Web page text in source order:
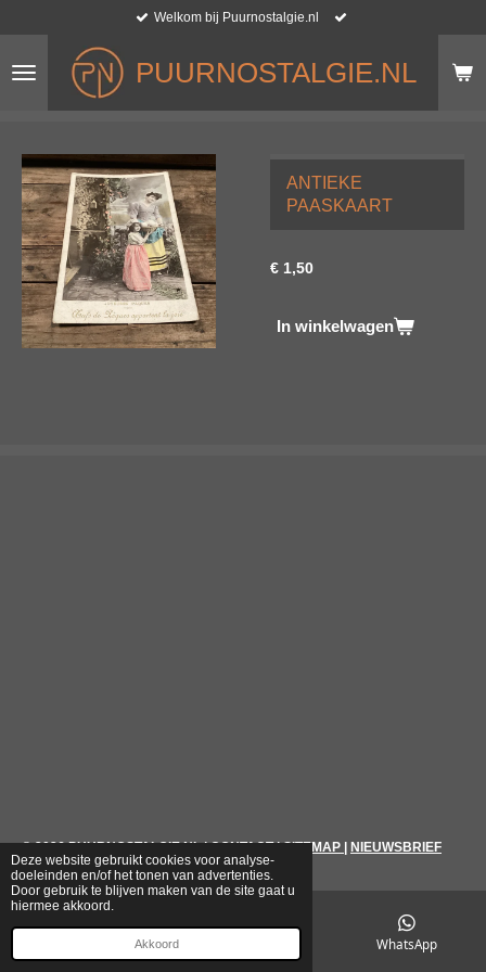
Deze website gebruikt cookies voor analyse-
doeleinden en/of het tonen van advertenties.
Door gebruik te blijven maken van de site gaat u
hiermee akkoord.
Akkoord
naar
hoofdinhoud
PUURNOSTALGIE.NL
Welkom bij Puurnostalgie.nl
ANTIEKE
PAASKAART
€ 1,50
In winkelwagen
© 2026 PUURNOSTALGIE.NL|CONTACT|SITEMAP NIEUWSBRIEF
WhatsApp